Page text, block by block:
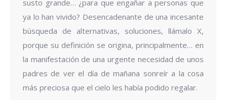
susto grande… ¿para que engañar a personas que
ya lo han vivido? Desencadenante de una incesante
búsqueda de alternativas, soluciones, llámalo X,
porque su definición se origina, principalmente… en
la manifestación de una urgente necesidad de unos
padres de ver el día de mañana sonreír a la cosa
más preciosa que el cielo les había podido regalar.